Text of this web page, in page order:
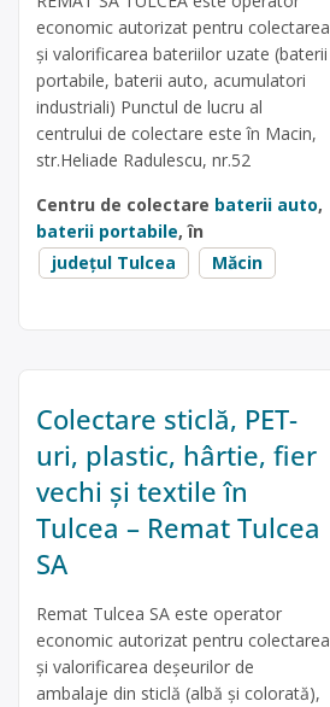
economic autorizat pentru colectarea
și valorificarea bateriilor uzate (baterii
portabile, baterii auto, acumulatori
industriali) Punctul de lucru al
centrului de colectare este în Macin,
str.Heliade Radulescu, nr.52
Centru de colectare baterii auto,
baterii portabile, în
județul Tulcea
Măcin
Colectare sticlă, PET-
uri, plastic, hârtie, fier
vechi și textile în
Tulcea – Remat Tulcea
SA
Remat Tulcea SA este operator
economic autorizat pentru colectarea
și valorificarea deșeurilor de
ambalaje din sticlă (albă și colorată),